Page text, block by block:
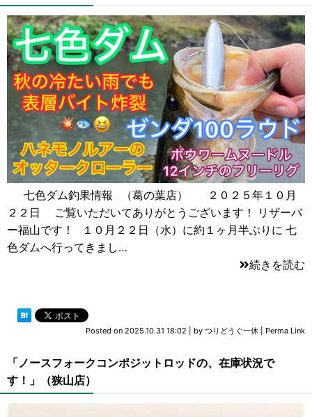
七色ダム釣果情報 （葛の葉店） ２０２５年１０月
２２日 ご覧いただいてありがとうございます！ リザーバ
ー福山です！ １０月２２日（水）に約１ヶ月半ぶりに 七
色ダムへ行ってきまし…
続きを読む
Posted on 2025.10.31 18:02 by つりどうぐ一休 Perma Link
「ノースフォークコンポジットロッドの、在庫状況で
す！」（狭山店）